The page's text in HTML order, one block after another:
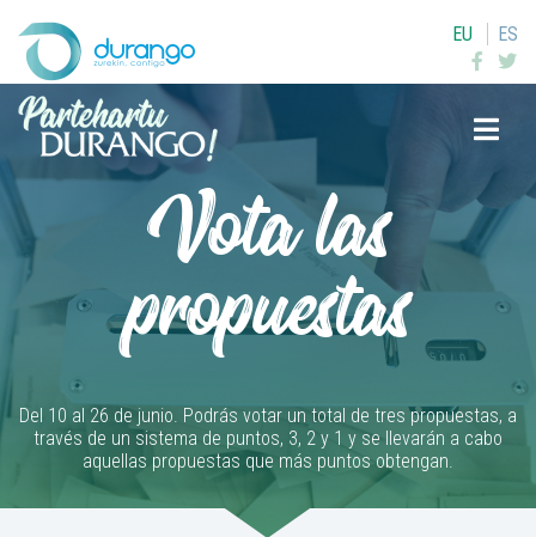
EU ES
Vota las
propuestas
Del 10 al 26 de junio. Podrás votar un total de tres propuestas, a
través de un sistema de puntos, 3, 2 y 1 y se llevarán a cabo
aquellas propuestas que más puntos obtengan.